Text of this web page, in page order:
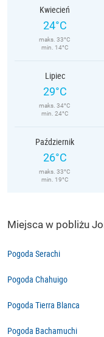
Kwiecień
24°C
maks. 33°C
min. 14°C
Lipiec
29°C
maks. 34°C
min. 24°C
Październik
26°C
maks. 33°C
min. 19°C
Miejsca w pobliżu
Pogoda Serachi
Pogoda Chahuigo
Pogoda Tierra Blanca
Pogoda Bachamuchi